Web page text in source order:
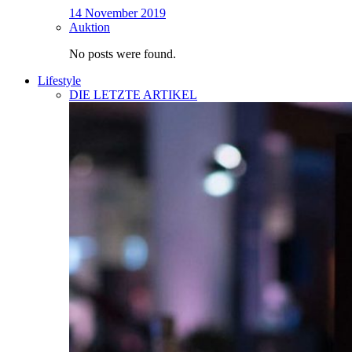
14 November 2019
Auktion
No posts were found.
Lifestyle
DIE LETZTE ARTIKEL